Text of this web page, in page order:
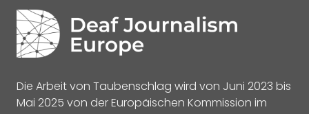
Die Arbeit von Taubenschlag wird von Juni 2023 bis
Mai 2025 von der Europäischen Kommission im